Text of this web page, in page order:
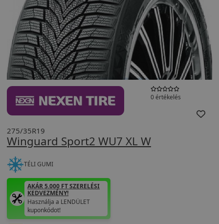
0 értékelés
Winguard Sport2 WU7 XL W
275/35R19
TÉLI GUMI
AKÁR 5.000 FT SZERELÉSI
KEDVEZMÉNY!
Használja a LENDÜLET
kuponkódot!